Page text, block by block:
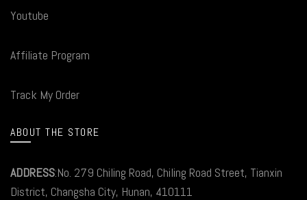
Youtube
Affiliate Program
Track My Order
ABOUT THE STORE
ADDRESS:No. 279 Chiling Road, Chiling Road Street, Tianxin
District, Changsha City, Hunan, 410111